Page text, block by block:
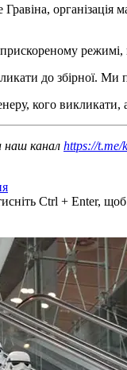
режимі,
до збірної.
кого викликати,
наш канал https://t.me/
Ctrl + Enter,